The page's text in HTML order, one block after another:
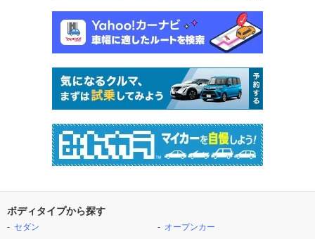
ボディタイプから探す
セダン
オープンカー